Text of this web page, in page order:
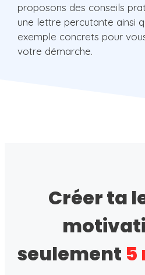
proposons des conseils
une lettre percutante ainsi
exemple concrets pour
votre démarche.
Créer ta
seulement 5